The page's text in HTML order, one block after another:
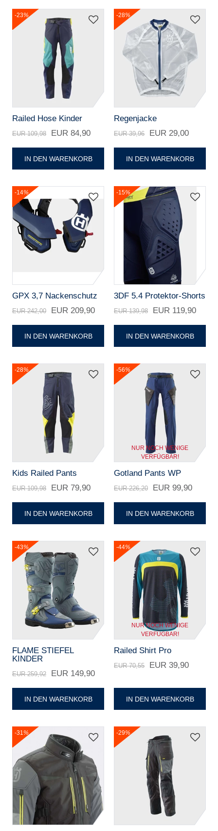
-23%
Railed Hose Kinder
EUR 109,98 EUR 84,90
IN DEN WARENKORB
-28%
Regenjacke
EUR 39,96 EUR 29,00
IN DEN WARENKORB
-14%
GPX 3,7 Nackenschutz
EUR 242,00 EUR 209,90
IN DEN WARENKORB
-15%
3DF 5.4 Protektor-Shorts
EUR 139,98 EUR 119,90
IN DEN WARENKORB
-28%
Kids Railed Pants
EUR 109,98 EUR 79,90
IN DEN WARENKORB
NUR NOCH WENIGE
VERFÜGBAR!
-56%
Gotland Pants WP
EUR 226,20 EUR 99,90
IN DEN WARENKORB
-43%
FLAME STIEFEL
KINDER
EUR 259,92 EUR 149,90
IN DEN WARENKORB
NUR NOCH WENIGE
VERFÜGBAR!
-44%
Railed Shirt Pro
EUR 70,55 EUR 39,90
IN DEN WARENKORB
-31% -29%